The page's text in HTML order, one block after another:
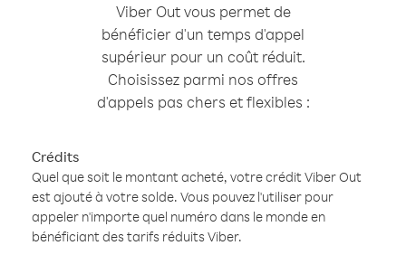
Viber Out vous permet de
bénéficier d'un temps d'appel
supérieur pour un coût réduit.
Choisissez parmi nos offres
d'appels pas chers et flexibles :
Crédits
Quel que soit le montant acheté, votre crédit Viber Out
est ajouté à votre solde. Vous pouvez l'utiliser pour
appeler n'importe quel numéro dans le monde en
bénéficiant des tarifs réduits Viber.